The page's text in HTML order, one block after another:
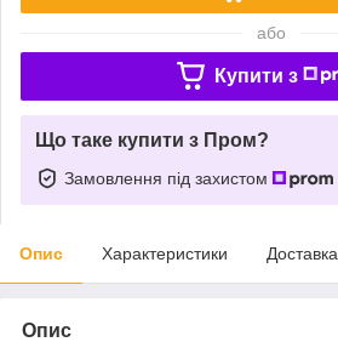
або
Купити з
Що таке купити з Пром?
Замовлення під захистом
Опис Характеристики Доставка
Опис